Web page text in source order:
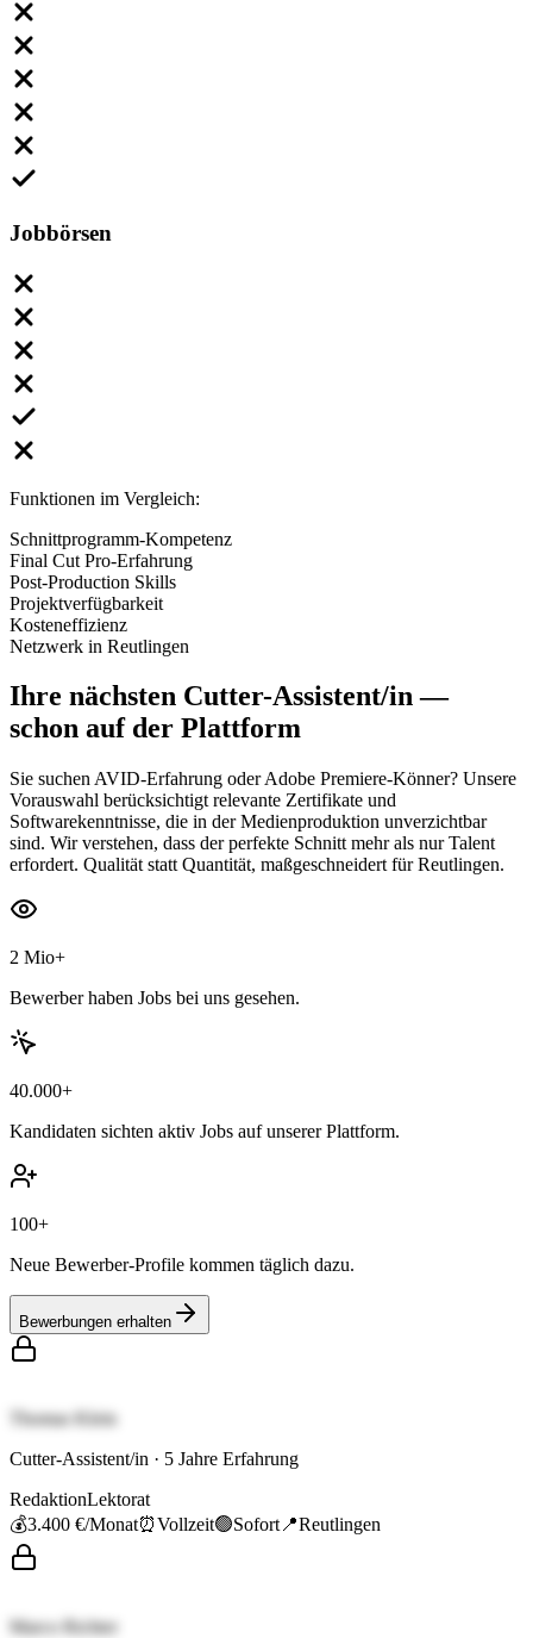
Jobbörsen
Funktionen im Vergleich:
Schnittprogramm-Kompetenz
Final Cut Pro-Erfahrung
Post-Production Skills
Projektverfügbarkeit
Kosteneffizienz
Netzwerk in Reutlingen
Ihre nächsten Cutter-Assistent/in—
schon auf der Plattform
Sie suchen AVID-Erfahrung oder Adobe Premiere-Könner? Unsere
Vorauswahl berücksichtigt relevante Zertifikate und
Softwarekenntnisse, die in der Medienproduktion unverzichtbar
sind. Wir verstehen, dass der perfekte Schnitt mehr als nur Talent
erfordert. Qualität statt Quantität, maßgeschneidert für Reutlingen.
2 Mio+
Bewerber haben Jobs bei uns gesehen.
40.000+
Kandidaten sichten aktiv Jobs auf unserer Plattform.
100+
Neue Bewerber-Profile kommen täglich dazu.
Bewerbungen erhalten
Thomas Klein
Cutter-Assistent/in · 5 Jahre Erfahrung
RedaktionLektorat
💰3.400 €/Monat⏰Vollzeit🟢Sofort 📍Reutlingen
Marco Richter